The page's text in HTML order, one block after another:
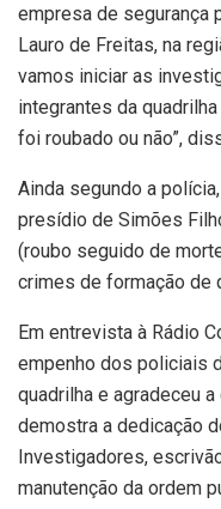
empresa de segurança
Lauro de Freitas, na
vamos iniciar as
integrantes da
foi roubado ou não”,
Ainda segundo a
presídio de Simões
(roubo seguido de
crimes de formação de
Em entrevista à Rádio
empenho dos policiais
quadrilha e agradeceu
demostra a dedicação
Investigadores,
manutenção da ordem